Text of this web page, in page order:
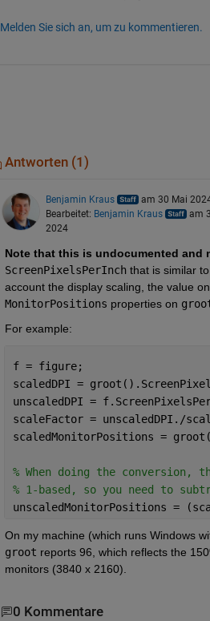
Melden Sie sich an, um zu kommentieren.
Antworten (1)
Benjamin Kraus
am 30 Mai
Bearbeitet: Benjamin Kraus
am
2024
Note that this is undocumented
ScreenPixelsPerInch that is similar
account the display scaling, the value
MonitorPositions properties on
For example:
f = figure;
scaledDPI =
unscaledDPI =
scaleFactor = unscaledDPI./
scaledMonitorPositions =
% When doing the
% 1-based, so you need to
unscaledMonitorPositions =
On my machine (which runs Windows
groot reports 96, which reflects the
monitors (3840 x 2160).
0 Kommentare